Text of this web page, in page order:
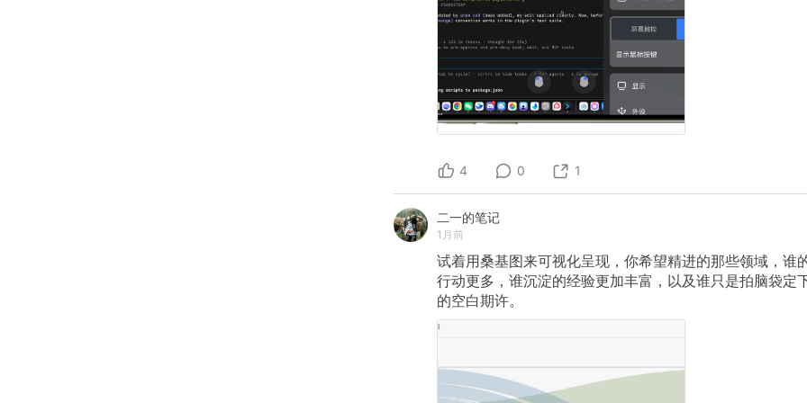
4 0 1
二一的笔记
1月前
试着用桑基图来可视化呈现，你希望精进的那些领域，谁
行动更多，谁沉淀的经验更加丰富，以及谁只是拍脑袋定
的空白期许。